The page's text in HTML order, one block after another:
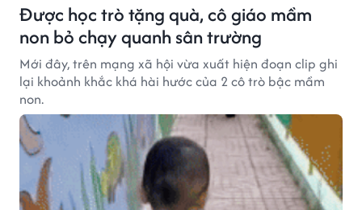
Được học trò tặng quà, cô giáo mầm
non bỏ chạy quanh sân trường
Mới đây, trên mạng xã hội vừa xuất hiện đoạn clip ghi
lại khoảnh khắc khá hài hước của 2 cô trò bậc mầm
non.